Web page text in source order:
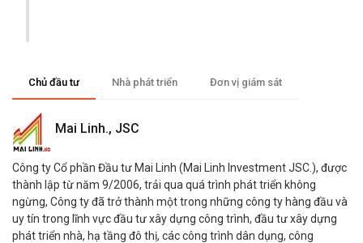
Chủ đầu tư Nhà phát triển Đơn vị giám sát
Mai Linh., JSC
Công ty Cổ phần Đầu tư Mai Linh (Mai Linh Investment JSC.), được
thành lập từ năm 9/2006, trải qua quá trình phát triển không
ngừng, Công ty đã trở thành một trong những công ty hàng đầu và
uy tín trong lĩnh vực đầu tư xây dựng công trình, đầu tư xây dựng
phát triển nhà, hạ tầng đô thị, các công trình dân dụng, công